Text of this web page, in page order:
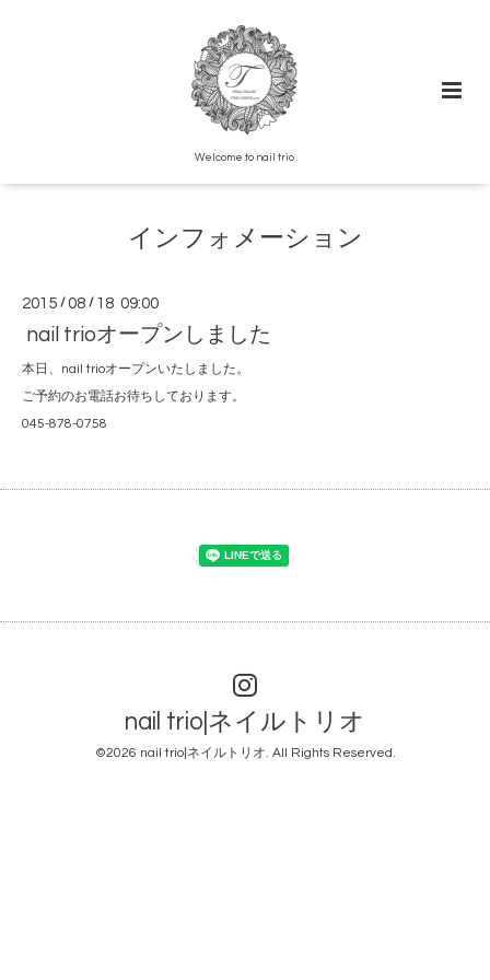
Welcome to nail trio
インフォメーション
2015 /08 / 18 09:00
nail trioオープンしました
本日、nail trioオープンいたしました。
ご予約のお電話お待ちしております。
045-878-0758
nail trio|ネイルトリオ
©2026 nail trio|ネイルトリオ. All Rights Reserved.